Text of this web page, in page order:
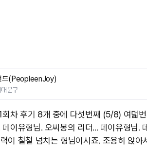
드(PeopleenJoy)
문구
회차 후기 8개 중에 다섯번째 (5/8) 여덟
이유형님. 오씨봉의 리더... 데이유형님.
이 철철 넘치는 형님이시죠. 조용히 앉아